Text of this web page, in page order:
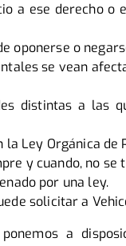
a ese derecho
oponerse o
se vean
distintas a las
la Ley Orgánica
y cuando, no
por una ley.
solicitar a
a